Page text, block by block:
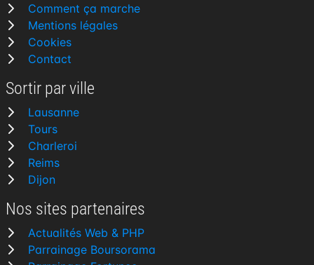
Comment ça marche
Mentions légales
Cookies
Contact
Sortir par ville
Lausanne
Tours
Charleroi
Reims
Dijon
Nos sites partenaires
Actualités Web & PHP
Parrainage Boursorama